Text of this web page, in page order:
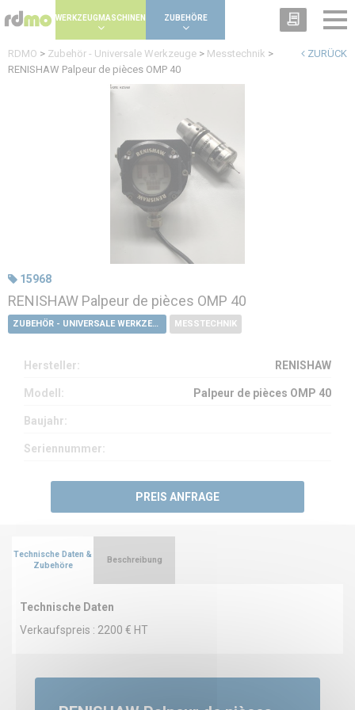
WERKZEUGMASCHINEN ZUBEHÖRE
ZURÜCK
RDMO > Zubehör - Universale Werkzeuge > Messtechnik >
RENISHAW Palpeur de pièces OMP 40
15968
RENISHAW Palpeur de pièces OMP 40
ZUBEHÖR - UNIVERSALE WERKZEUGE MESSTECHNIK
Hersteller: RENISHAW
Modell: Palpeur de pièces OMP 40
Baujahr:
Seriennummer:
PREIS ANFRAGE
Technische Daten &
Zubehöre
Technische Daten
Verkaufspreis : 2200 € HT
Beschreibung